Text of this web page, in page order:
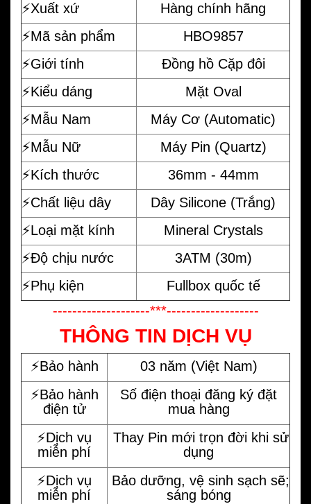
⚡️Xuất xứ
Hàng chính hãng
⚡️Mã sản phẩm
HBO9857
⚡️Giới tính
Đồng hồ Cặp đôi
⚡️Kiểu dáng
Mặt Oval
⚡️Mẫu Nam
Máy Cơ (Automatic)
⚡️Mẫu Nữ
Máy Pin (Quartz)
⚡️Kích thước
36mm - 44mm
⚡️Chất liệu dây
Dây Silicone (Trắng)
⚡️Loại mặt kính
Mineral Crystals
⚡️Độ chịu nước
3ATM (30m)
⚡️Phụ kiện
Fullbox quốc tế
--------------------***-------------------
THÔNG TIN DỊCH VỤ
⚡️Bảo hành
03 năm (Việt Nam)
⚡️Bảo hành
điện tử
Số điện thoại đăng ký đặt
mua hàng
⚡️Dịch vụ
miễn phí
Thay Pin mới trọn đời khi sử
dụng
⚡️Dịch vụ
miễn phí
Bảo dưỡng, vệ sinh sạch sẽ;
sáng bóng